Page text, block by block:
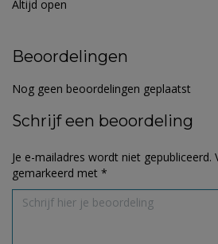
Altijd open
Beoordelingen
Nog geen beoordelingen geplaatst
Schrijf een beoordeling
Je e-mailadres wordt niet gepubliceerd.
gemarkeerd met *